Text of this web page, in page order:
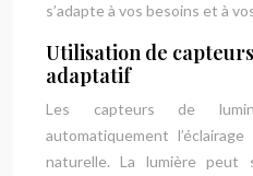
s’adapte à vos besoins et à
Utilisation de
adaptatif
Les capteurs de
automatiquement
naturelle. La lumière peut